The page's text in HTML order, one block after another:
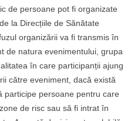
de persoane pot fi organizate
la Direcțiile de Sănătate
organizării va fi transmis în
de natura evenimentului, grupa
în care participanții ajung
către eveniment, dacă există
participe persoane pentru care
de risc sau să fi intrat în